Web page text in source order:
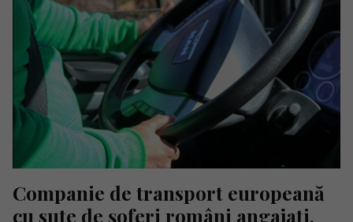
Companie de transport europeană
cu sute de șoferi români angajați,